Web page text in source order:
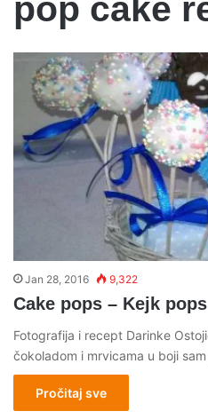
pop cake
Jan 28, 2016 9,322
Cake pops – Kejk pops
Fotografija i recept Darinke
čokoladom i mrvicama u boji
Pročitaj sve